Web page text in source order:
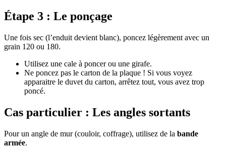
Étape 3 : Le ponçage
Une fois sec (l’enduit devient blanc), poncez légèrement avec un
grain 120 ou 180.
Utilisez une cale à poncer ou une girafe.
Ne poncez pas le carton de la plaque ! Si vous voyez
apparaitre le duvet du carton, arrêtez tout, vous avez trop
poncé.
Cas particulier : Les angles sortants
Pour un angle de mur (couloir, coffrage), utilisez de la bande
armée.